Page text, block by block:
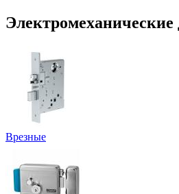
Электромеханические
Врезные